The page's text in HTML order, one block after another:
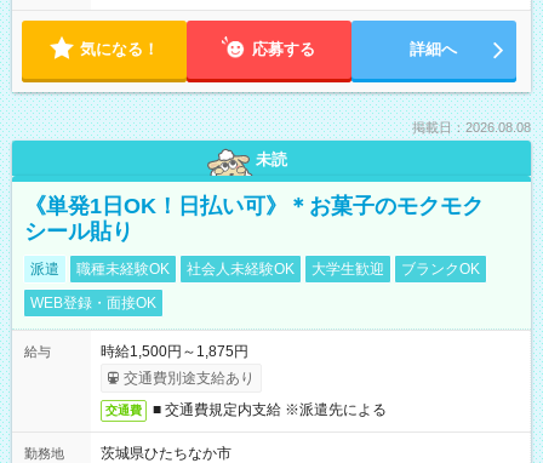
気になる！ 応募する 詳細へ
掲載日：2026.08.08
未読
《単発1日OK！日払い可》＊お菓子のモクモク
シール貼り
派遣 職種未経験OK 社会人未経験OK 大学生歓迎
ブランクOK
WEB登録・面接OK
給与
時給1,500円～1,875円
交通費別途支給あり
交通費 ■ 交通費規定内支給 ※派遣先による
勤務地
茨城県ひたちなか市